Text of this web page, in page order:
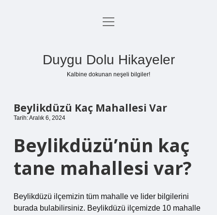
Anasayfa
menüyü
Duygu Dolu Hikayeler
Kalbine dokunan neşeli bilgiler!
Beylikdüzü Kaç Mahallesi Var
Tarih: Aralık 6, 2024
Beylikdüzü’nün kaç
tane mahallesi var?
Beylikdüzü ilçemizin tüm mahalle ve lider bilgilerini
burada bulabilirsiniz. Beylikdüzü ilçemizde 10 mahalle